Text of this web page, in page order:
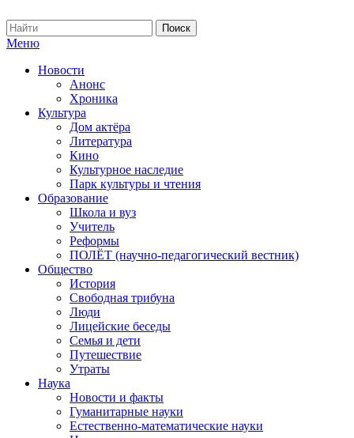
Меню
Новости
Анонс
Хроника
Культура
Дом актёра
Литература
Кино
Культурное наследие
Парк культуры и чтения
Образование
Школа и вуз
Учитель
Реформы
ПОЛЁТ (научно-педагогический вестник)
Общество
История
Свободная трибуна
Люди
Лицейские беседы
Семья и дети
Путешествие
Утраты
Наука
Новости и факты
Гуманитарные науки
Естественно-математические науки